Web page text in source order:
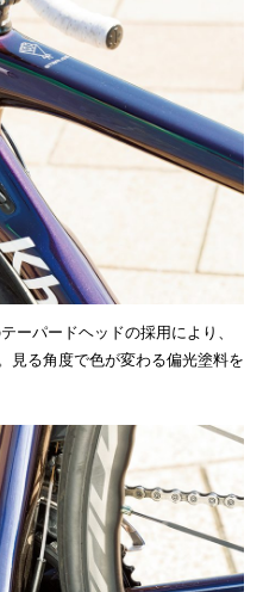
ーパードヘッドの採用により、
見る角度で色が変わる偏光塗料を